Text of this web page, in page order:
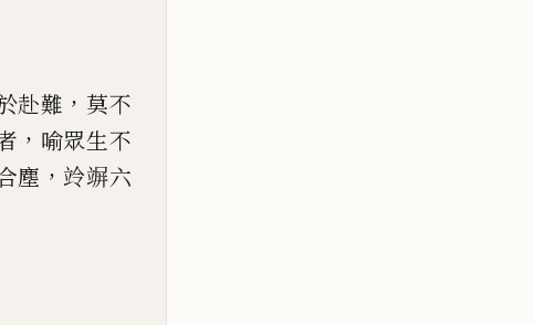
赴難 ， 莫不
， 喻眾生不
塵 ， 竛竮六